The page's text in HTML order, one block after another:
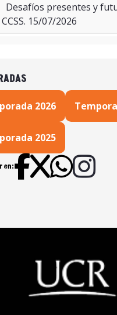
Desafíos presentes y
15/07/2026
del otro. 08/07/
La seguridad social
la encrucijada: los riesgos
enfrenta. 01/07/2026
Los desafíos de las
en el actual entorno
Los desafíos de las
del FEES. 17/
La relacion autoerótica
2026
2025
en: